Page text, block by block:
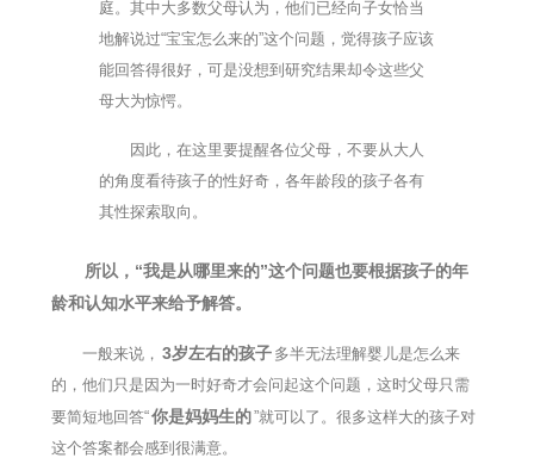
庭。其中大多数父母认为，他们已经向子女恰当
地解说过“宝宝怎么来的”这个问题，觉得孩子应该
能回答得很好，可是没想到研究结果却令这些父
母大为惊愕。
因此，在这里要提醒各位父母，不要从大人
的角度看待孩子的性好奇，各年龄段的孩子各有
其性探索取向。
所以，“我是从哪里来的”这个问题也要根据孩子的年
龄和认知水平来给予解答。
一般来说， 3岁左右的孩子 多半无法理解婴儿是怎么来
的，他们只是因为一时好奇才会问起这个问题，这时父母只需
要简短地回答“你是妈妈生的”就可以了。很多这样大的孩子对
这个答案都会感到很满意。